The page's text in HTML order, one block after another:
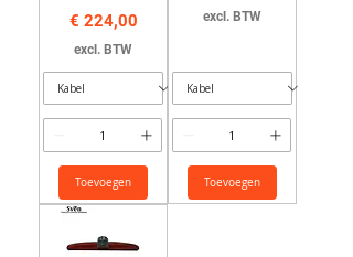
Prijs
€ 224,00
excl. BTW
Toevoegen
excl. BTW
Toevoegen